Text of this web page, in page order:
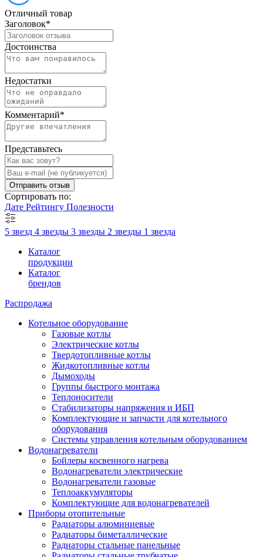
Отличный товар
Заголовок*
Достоинства
Недостатки
Комментарий*
Представьтесь
Отправить отзыв
Сортировать по:
Дате Рейтингу Полезности
5 звезд 4 звезды 3 звезды 2 звезды 1 звезда
Каталог
продукции
Каталог
брендов
Распродажа
Котельное оборудование
Газовые котлы
Электрические котлы
Твердотопливные котлы
Жидкотопливные котлы
Дымоходы
Группы быстрого монтажа
Теплоносители
Стабилизаторы напряжения и ИБП
Комплектующие и запчасти для котельного
оборудования
Системы управления котельным оборудованием
Водонагреватели
Бойлеры косвенного нагрева
Водонагреватели электрические
Водонагреватели газовые
Теплоаккумуляторы
Комплектующие для водонагревателей
Приборы отопительные
Радиаторы алюминиевые
Радиаторы биметаллические
Радиаторы стальные панельные